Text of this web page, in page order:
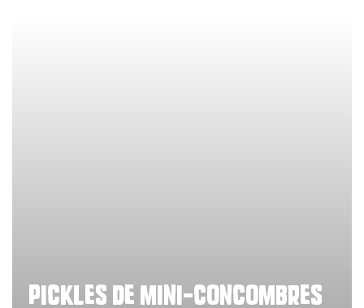
pickles de mini-concombres